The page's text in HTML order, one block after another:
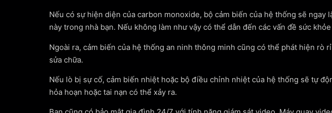
Nếu có sự hiện diện của carbon monoxide, bộ cảm biến của hệ thống sẽ
này trong nhà bạn. Nếu không làm như vậy có thể dẫn đến các vấn đề sức
Ngoài ra, cảm biến của hệ thống an ninh thông minh cũng có thể phát hiện rò
sửa chữa.
Nếu lò bị sự cố, cảm biến nhiệt hoặc bộ điều chỉnh nhiệt của hệ thống sẽ tự
hỏa hoạn hoặc tai nạn có thể xảy ra.